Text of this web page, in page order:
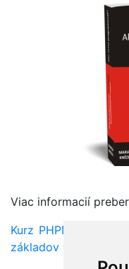
Viac informacií
Kurz
základov v PHP a